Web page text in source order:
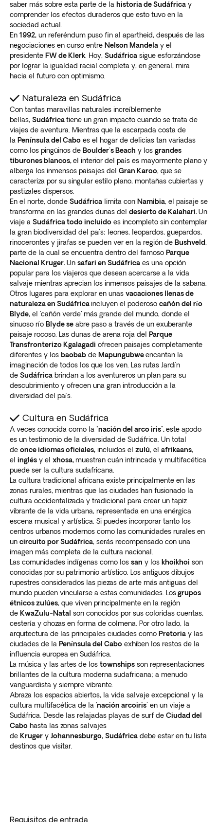
saber más sobre esta parte de la historia de Sudáfrica y
comprender los efectos duraderos que esto tuvo en la
sociedad actual.
En 1992, un referéndum puso fin al apartheid, después de las
negociaciones en curso entre Nelson Mandela y el
presidente FW de Klerk . Hoy, Sudáfrica sigue esforzándose
por lograr la igualdad racial completa y, en general, mira
hacia el futuro con optimismo.
Naturaleza en Sudáfrica
Con tantas maravillas naturales increíblemente
bellas, Sudáfricatiene un gran impacto cuando se trata de
viajes de aventura. Mientras que la escarpada costa de
la Península del Cabo es el hogar de delicias tan variadas
como los pingüinos de Boulder's Beach y los grandes
tiburones blancos,el interior del país es mayormente plano y
alberga los inmensos paisajes del Gran Karoo, que se
caracteriza por su singular estilo plano, montañas cubiertas y
pastizales dispersos.
En el norte, donde Sudáfrica limita con Namibia, el paisaje se
transforma en las grandes dunas del desierto de Kalahari.Un
viaje a Sudáfrica todo incluido es incompleto sin contemplar
la gran biodiversidad del país; leones, leopardos, guepardos,
rinocerontes y jirafas se pueden ver en la región de Bushveld,
parte de la cual se encuentra dentro del famoso Parque
Nacional Kruger.Un safari en Sudáfrica es una opción
popular para los viajeros que desean acercarse a la vida
salvaje mientras aprecian los inmensos paisajes de la sabana.
Otros lugares para explorar en unas vacaciones llenas de
naturaleza en Sudáfrica incluyen el poderoso cañón del río
Blyde, el 'cañón verde' más grande del mundo, donde el
sinuoso río Blyde se abre paso a través de un exuberante
paisaje rocoso. Las dunas de arena roja del
Parque
Transfronterizo Kgalagadi ofrecen paisajes completamente
diferentes y los baobab de Mapungubweencantan la
imaginación de todos los que los ven. Las rutas Jardín
de Sudáfrica brindan a los aventureros un plan para su
descubrimiento y ofrecen una gran introducción a la
diversidad del país.
Cultura en Sudáfrica
A veces conocida como la "nación del arco iris",este apodo
es un testimonio de la diversidad de Sudáfrica. Un total
de once idiomas oficiales, incluidos el zulú, el afrikaans,
el inglés y el xhosa, muestran cuán intrincada y multifacética
puede ser la cultura sudafricana.
La cultura tradicional africana existe principalmente en las
zonas rurales, mientras que las ciudades han fusionado la
cultura occidentalizada y tradicional para crear un tapiz
vibrante de la vida urbana, representada en una enérgica
escena musical y artística. Si puedes incorporar tanto los
centros urbanos modernos como las comunidades rurales en
un circuito por Sudáfrica, serás recompensado con una
imagen más completa de la cultura nacional.
Las comunidades indígenas como los san y los khoikhoi son
conocidas por su patrimonio artístico. Los antiguos dibujos
rupestres considerados las piezas de arte más antiguas del
mundo pueden vincularse a estas comunidades. Losgrupos
étnicos zulúes, que viven principalmente en la región
de KwaZulu-Natal son conocidos por sus coloridas cuentas,
cestería y chozas en forma de colmena. Por otro lado, la
arquitectura de las principales ciudades como Pretoria y las
ciudades de la Península del Cabo exhiben los restos de la
influencia europea en Sudáfrica.
La música y las artes de los townships son representaciones
brillantes de la cultura moderna sudafricana; a menudo
vanguardista y siempre vibrante.
Abraza los espacios abiertos, la vida salvaje excepcional y la
cultura multifacética de la 'nación arcoiris' en un viaje a
Sudáfrica. Desde las relajadas playas de surf de Ciudad del
Cabo hasta las zonas salvajes
de Kruger y Johannesburgo, Sudáfrica debe estar en tu lista
destinos que visitar.
Requisitos de entrada